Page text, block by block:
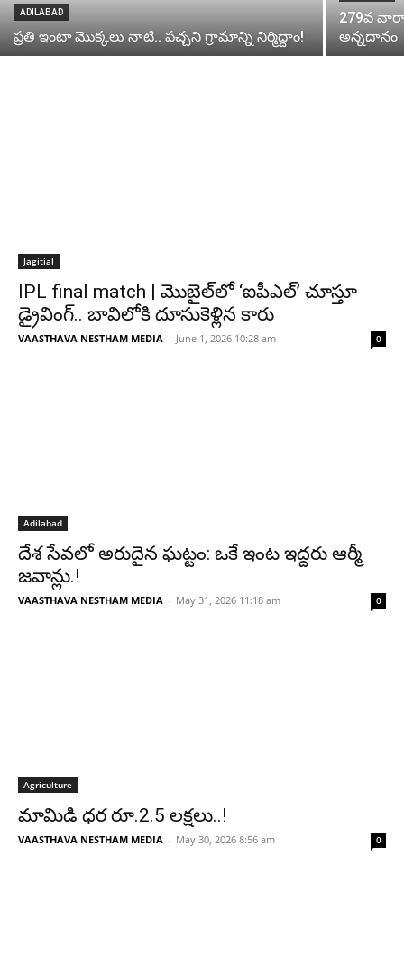
ADILABAD
ప్రతి ఇంటా మొక్కలు నాటి.. పచ్చని గ్రామాన్ని నిర్మిద్దాం!
279వ
అన్నదానం
Jagitial
IPL final match | మొబైల్‌లో ‘ఐపీఎల్’ చూస్తూ
డ్రైవింగ్.. బావిలోకి దూసుకెళ్లిన కారు
VAASTHAVA NESTHAM MEDIA - June 1, 2026 10:28 am 0
Adilabad
దేశ సేవలో అరుదైన ఘట్టం: ఒకే ఇంట ఇద్దరు ఆర్మీ
జవాన్లు.!
VAASTHAVA NESTHAM MEDIA - May 31, 2026 11:18 am 0
Agriculture
మామిడి ధర రూ.2.5 లక్షలు..!
VAASTHAVA NESTHAM MEDIA - May 30, 2026 8:56 am 0